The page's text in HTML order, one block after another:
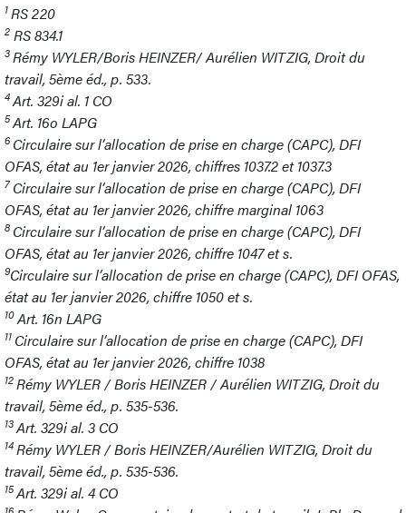
1RS 220
2 RS 834.1
3Rémy WYLER/Boris HEINZER/ Aurélien WITZIG, Droit du
travail, 5ème éd., p. 533.
4Art. 329i al. 1 CO
5Art. 16o LAPG
6Circulaire sur l’allocation de prise en charge (CAPC), DFI
OFAS, état au 1er janvier 2026, chiffres 1037.2 et 1037.3
7Circulaire sur l’allocation de prise en charge (CAPC), DFI
OFAS, état au 1er janvier 2026, chiffre marginal 1063
8 Circulaire sur l’allocation de prise en charge (CAPC), DFI
OFAS, état au 1er janvier 2026, chiffre 1047 et s.
9Circulaire sur l’allocation de prise en charge (CAPC), DFI OFAS,
état au 1er janvier 2026, chiffre 1050 et s.
10Art. 16n LAPG
11 Circulaire sur l’allocation de prise en charge (CAPC), DFI
OFAS, état au 1er janvier 2026, chiffre 1038
12Rémy WYLER / Boris HEINZER / Aurélien WITZIG, Droit du
travail, 5ème éd., p. 535-536.
13Art. 329i al. 3 CO
14Rémy WYLER / Boris HEINZER/Aurélien WITZIG, Droit du
travail, 5ème éd., p. 535-536.
15Art. 329i al. 4 CO